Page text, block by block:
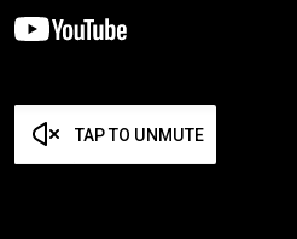
TAP TO UNMUTE